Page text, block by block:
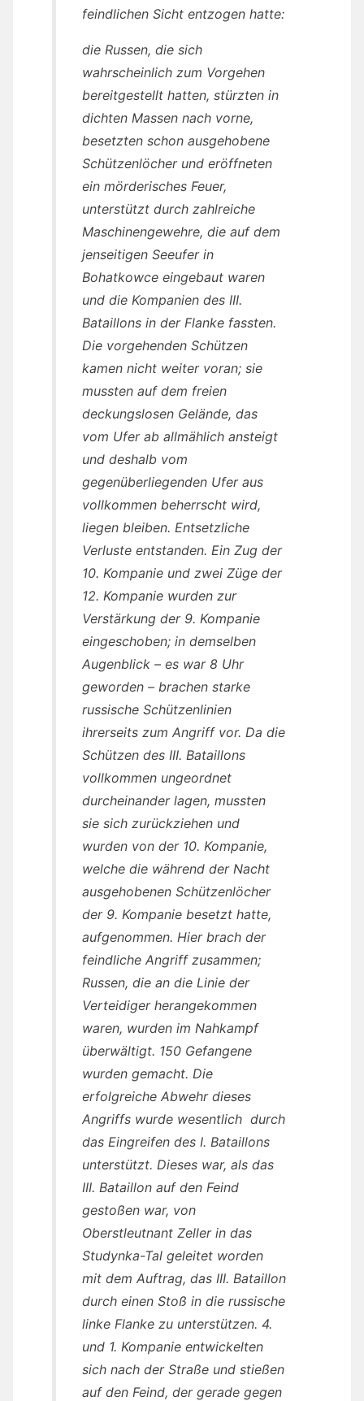
feindlichen Sicht entzogen hatte:
die Russen, die sich
wahrscheinlich zum Vorgehen
bereitgestellt hatten, stürzten in
dichten Massen nach vorne,
besetzten schon ausgehobene
Schützenlöcher und eröffneten
ein mörderisches Feuer,
unterstützt durch zahlreiche
Maschinengewehre, die auf dem
jenseitigen Seeufer in
Bohatkowce eingebaut waren
und die Kompanien des III.
Bataillons in der Flanke fassten.
Die vorgehenden Schützen
kamen nicht weiter voran; sie
mussten auf dem freien
deckungslosen Gelände, das
vom Ufer ab allmählich ansteigt
und deshalb vom
gegenüberliegenden Ufer aus
vollkommen beherrscht wird,
liegen bleiben. Entsetzliche
Verluste entstanden. Ein Zug der
10. Kompanie und zwei Züge der
12. Kompanie wurden zur
Verstärkung der 9. Kompanie
eingeschoben; in demselben
Augenblick – es war 8 Uhr
geworden – brachen starke
russische Schützenlinien
ihrerseits zum Angriff vor. Da die
Schützen des III. Bataillons
vollkommen ungeordnet
durcheinander lagen, mussten
sie sich zurückziehen und
wurden von der 10. Kompanie,
welche die während der Nacht
ausgehobenen Schützenlöcher
der 9. Kompanie besetzt hatte,
aufgenommen. Hier brach der
feindliche Angriff zusammen;
Russen, die an die Linie der
Verteidiger herangekommen
waren, wurden im Nahkampf
überwältigt. 150 Gefangene
wurden gemacht. Die
erfolgreiche Abwehr dieses
Angriffs wurde wesentlich durch
das Eingreifen des I. Bataillons
unterstützt. Dieses war, als das
III. Bataillon auf den Feind
gestoßen war, von
Oberstleutnant Zeller in das
Studynka-Tal geleitet worden
mit dem Auftrag, das III. Bataillon
durch einen Stoß in die russische
linke Flanke zu unterstützen. 4.
und 1. Kompanie entwickelten
sich nach der Straße und stießen
auf den Feind, der gerade gegen